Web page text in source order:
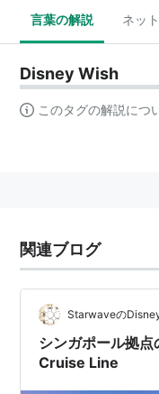
言葉の解説 ネッ
Disney Wish
このタグの解説につ
関連ブログ
Starwaveの
シンガポール拠
Cruise Line